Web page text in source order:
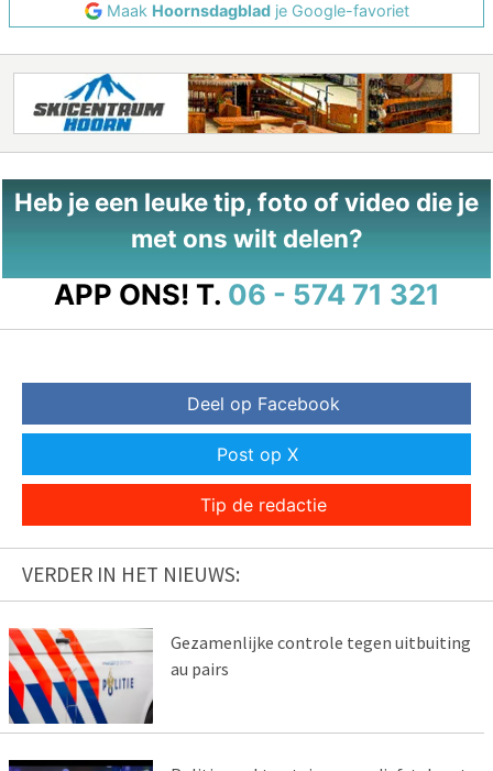
Maak Hoornsdagbladje Google-favoriet
Heb je een leuke tip, foto of video die je
met ons wilt delen?
APP ONS! T. 06 - 574 71 321
Deel op Facebook
Post op X
Tip de redactie
VERDER IN HET NIEUWS:
Gezamenlijke controle tegen uitbuiting
au pairs